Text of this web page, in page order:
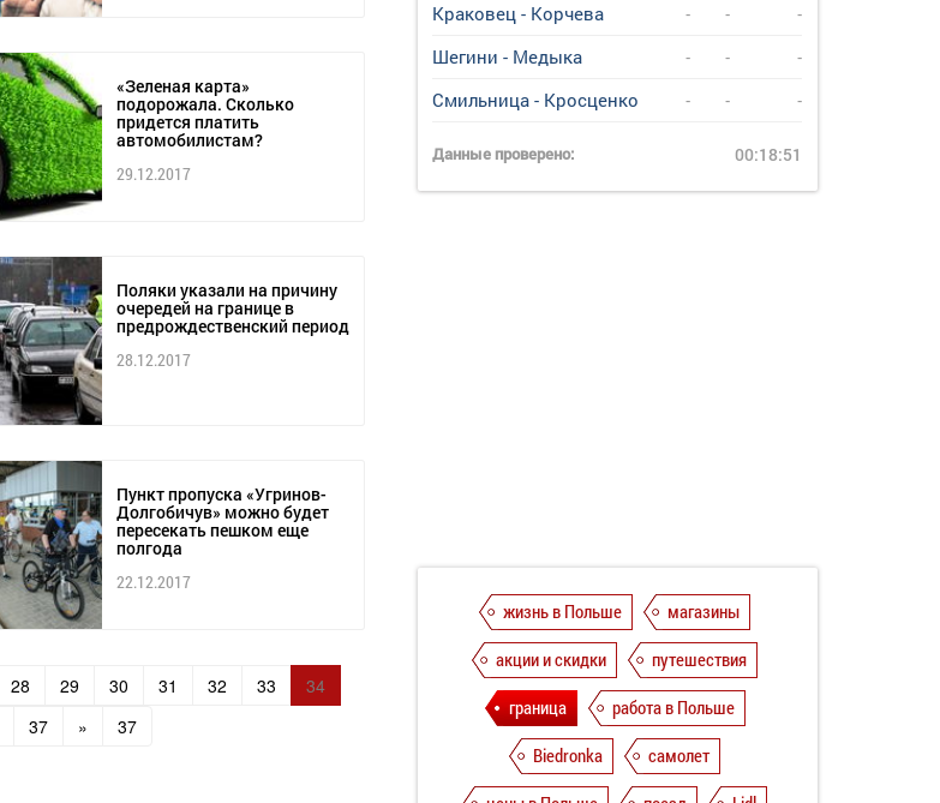
«Зеленая карта»
подорожала. Сколько
придется платить
автомобилистам?
29.12.2017
Поляки указали на причину
очередей на границе в
предрождественский период
28.12.2017
Пункт пропуска «Угринов-
Долгобичув» можно будет
пересекать пешком еще
полгода
22.12.2017
28 29 30 31 32 33
34
37 » 37
Краковец - Корчева
- -
-
Шегини - Медыка
- -
-
Смильница - Кросценко
- - -
Данные проверено: 00:18:51
жизнь в Польше
магазины
акции и скидки
путешествия
граница
работа в Польше
Biedronka
самолет